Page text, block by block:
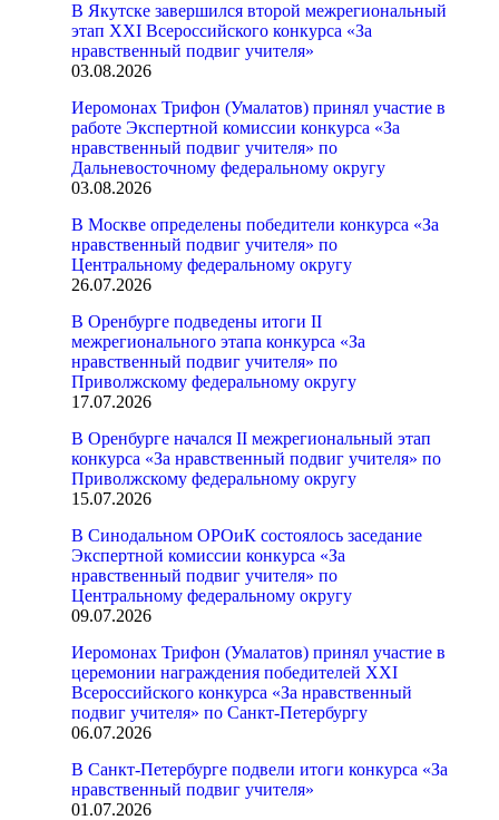
В Якутске завершился второй межрегиональный
этап XXI Всероссийского конкурса «За
нравственный подвиг учителя»
03.08.2026
Иеромонах Трифон (Умалатов) принял участие в
работе Экспертной комиссии конкурса «За
нравственный подвиг учителя» по
Дальневосточному федеральному округу
03.08.2026
В Москве определены победители конкурса «За
нравственный подвиг учителя» по
Центральному федеральному округу
26.07.2026
В Оренбурге подведены итоги II
межрегионального этапа конкурса «За
нравственный подвиг учителя» по
Приволжскому федеральному округу
17.07.2026
В Оренбурге начался II межрегиональный этап
конкурса «За нравственный подвиг учителя» по
Приволжскому федеральному округу
15.07.2026
В Синодальном ОРОиК состоялось заседание
Экспертной комиссии конкурса «За
нравственный подвиг учителя» по
Центральному федеральному округу
09.07.2026
Иеромонах Трифон (Умалатов) принял участие в
церемонии награждения победителей XXI
Всероссийского конкурса «За нравственный
подвиг учителя» по Санкт-Петербургу
06.07.2026
В Санкт-Петербурге подвели итоги конкурса «За
нравственный подвиг учителя»
01.07.2026